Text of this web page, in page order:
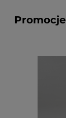
Promocje